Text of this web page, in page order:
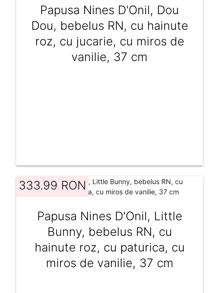
Papusa Nines D'Onil, Dou
Dou, bebelus RN, cu hainute
roz, cu jucarie, cu miros de
vanilie, 37 cm
333.99 RON
Papusa Nines D'Onil, Little
Bunny, bebelus RN, cu
hainute roz, cu paturica, cu
miros de vanilie, 37 cm